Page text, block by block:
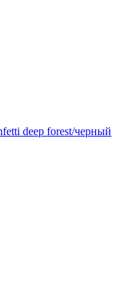
deep forest/черный